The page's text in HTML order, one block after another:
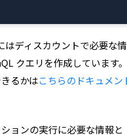
はディスカウントで必要な
クエリを作成しています
るかはこちらのドキュメン
ョンの実行に必要な情報と